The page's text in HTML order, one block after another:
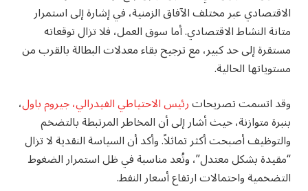
الاقتصادي عبر مختلف الآفاق الزمنية، في إشارة إلى استمرار
متانة النشاط الاقتصادي. أما سوق العمل، فلا تزال توقعاته
مستقرة إلى حد كبير، مع ترجيح بقاء معدلات البطالة بالقرب من
مستوياتها الحالية.
وقد اتسمت تصريحاترئيس الاحتياطي الفيدرالي، جيروم باول،
بنبرة متوازنة، حيث أشار إلى أن المخاطر المرتبطة بالتضخم
والتوظيف أصبحت أكثر تماثلاً. وأكد أن السياسة النقدية لا تزال
“مقيدة بشكل معتدل”، وتُعد مناسبة في ظل استمرار الضغوط
التضخمية واحتمالات ارتفاع أسعار النفط.